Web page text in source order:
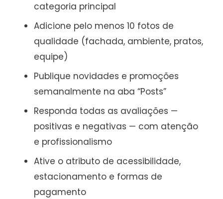
categoria principal
Adicione pelo menos 10 fotos de
qualidade (fachada, ambiente, pratos,
equipe)
Publique novidades e promoções
semanalmente na aba “Posts”
Responda todas as avaliações —
positivas e negativas — com atenção
e profissionalismo
Ative o atributo de acessibilidade,
estacionamento e formas de
pagamento